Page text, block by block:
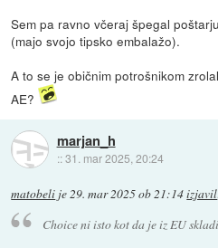
Sem pa ravno včeraj špegal
(majo svojo tipsko embalažo).
A to se je običnim potrošnikom
AE?
marjan_h
::31. mar 2025, 20:24
matobeli je29. mar 2025 ob 21:14izjavil
Choice ni isto kot da je iz EU